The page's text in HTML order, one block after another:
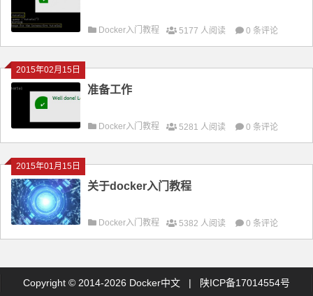
Docker入门教程 5177 人阅读 0 条评论
2015年02月15日
准备工作
Docker入门教程 5281 人阅读 0 条评论
2015年01月15日
关于docker入门教程
Docker入门教程 5382 人阅读 0 条评论
Copyright © 2014-2026 Docker中文 | 陕ICP备17014554号